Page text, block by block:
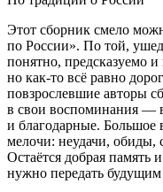
Этот сборник смело
по России». По той,
понятно, предсказуемо
но как-то всё равно
повзрослевшие авторы
в свои воспоминания —
и благодарные. Большое
мелочи: неудачи, обиды,
Остаётся добрая память
нужно передать